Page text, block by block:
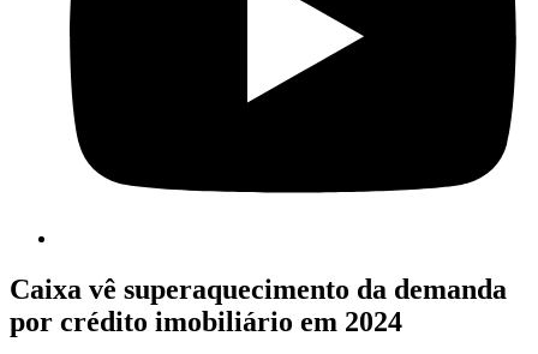
Caixa vê superaquecimento da demanda
por crédito imobiliário em 2024